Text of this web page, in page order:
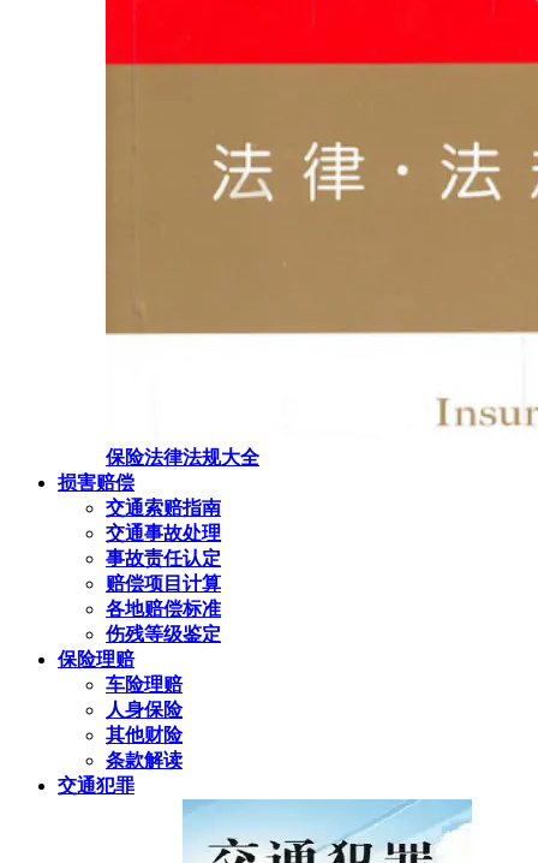
保险法律法规大全
损害赔偿
交通索赔指南
交通事故处理
事故责任认定
赔偿项目计算
各地赔偿标准
伤残等级鉴定
保险理赔
车险理赔
人身保险
其他财险
条款解读
交通犯罪